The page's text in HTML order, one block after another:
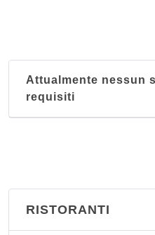
Attualmente nessun
requisiti
RISTORANTI